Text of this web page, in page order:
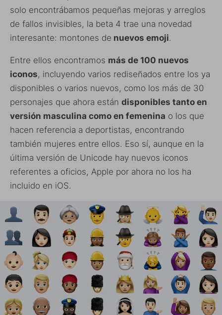
solo encontrábamos pequeñas mejoras y arreglos
de fallos invisibles, la beta 4 trae una novedad
interesante: montones de nuevos emoji.
Entre ellos encontramos más de 100 nuevos
iconos, incluyendo varios rediseñados entre los ya
disponibles o varios nuevos, como los más de 30
personajes que ahora están disponibles tanto en
versión masculina como en femenina o los que
hacen referencia a deportistas, encontrando
también mujeres entre ellos. Eso sí, aunque en la
última versión de Unicode hay nuevos iconos
referentes a oficios, Apple por ahora no los ha
incluido en iOS.